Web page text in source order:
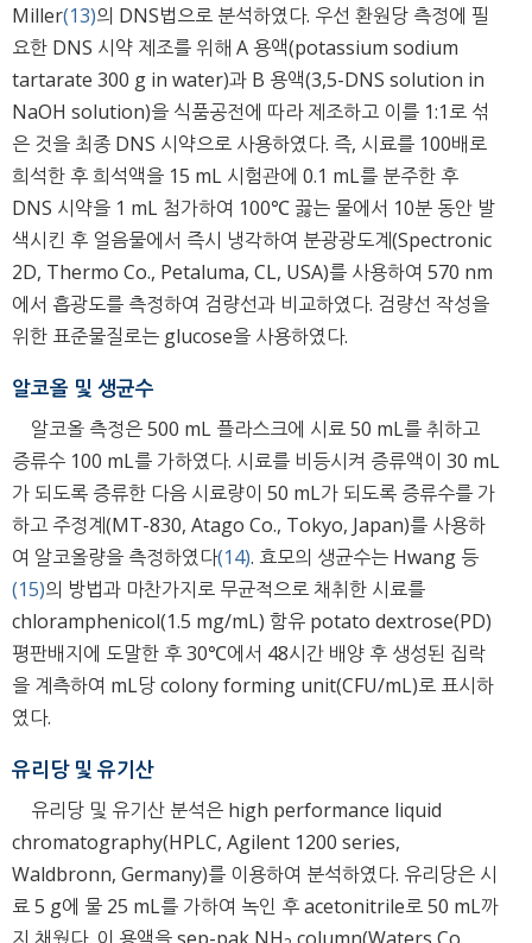
Miller(13)의 DNS법으로 분석하였다. 우선 환원당 측정에 필
요한 DNS 시약 제조를 위해 A 용액(potassium sodium
tartarate 300 g in water)과 B 용액(3,5-DNS solution in
NaOH solution)을 식품공전에 따라 제조하고 이를 1:1로 섞
은 것을 최종 DNS 시약으로 사용하였다. 즉, 시료를 100배로
희석한 후 희석액을 15 mL 시험관에 0.1 mL를 분주한 후
DNS 시약을 1 mL 첨가하여 100℃ 끓는 물에서 10분 동안 발
색시킨 후 얼음물에서 즉시 냉각하여 분광광도계(Spectronic
2D, Thermo Co., Petaluma, CL, USA)를 사용하여 570 nm
에서 흡광도를 측정하여 검량선과 비교하였다. 검량선 작성을
위한 표준물질로는 glucose을 사용하였다.
알코올 및 생균수
알코올 측정은 500 mL 플라스크에 시료 50 mL를 취하고
증류수 100 mL를 가하였다. 시료를 비등시켜 증류액이 30 mL
가 되도록 증류한 다음 시료량이 50 mL가 되도록 증류수를 가
하고 주정계(MT-830, Atago Co., Tokyo, Japan)를 사용하
여 알코올량을 측정하였다(14). 효모의 생균수는 Hwang 등
(15)의 방법과 마찬가지로 무균적으로 채취한 시료를
chloramphenicol(1.5 mg/mL) 함유 potato dextrose(PD)
평판배지에 도말한 후 30℃에서 48시간 배양 후 생성된 집락
을 계측하여 mL당 colony forming unit(CFU/mL)로 표시하
였다.
유리당 및 유기산
유리당 및 유기산 분석은 high performance liquid
chromatography(HPLC, Agilent 1200 series,
Waldbronn, Germany)를 이용하여 분석하였다. 유리당은 시
료 5 g에 물 25 mL를 가하여 녹인 후 acetonitrile로 50 mL까